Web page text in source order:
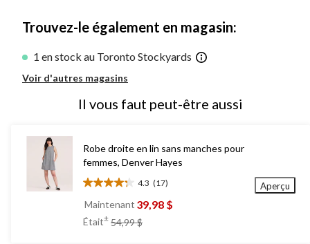
Trouvez-le également en magasin:
1 en stock au Toronto Stockyards
Voir d'autres magasins
Il vous faut peut-être aussi
Robe droite en lin sans manches pour
femmes, Denver Hayes
4.3 (17)
4.3
étoile(s)
sur
5.
Maintenant 39,98 $
Était± 54,99 $
Aperçu